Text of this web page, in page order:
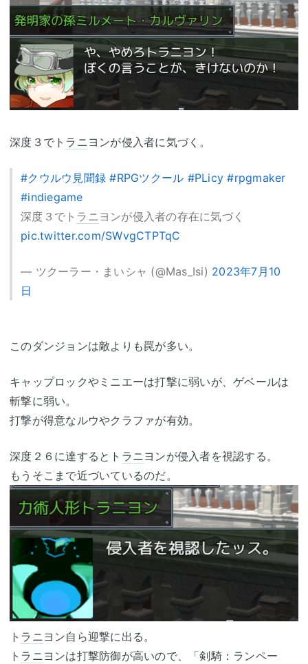
深度３でト ラニヨンが侵入者に気づく。
#クウルウ見聞録 #RPGツクール #PLicy #rpgmaker
#indiegame
深度３でト ラニヨンが侵入者の存在に気づく
pic.twitter.com/SWvgCTPTqC
— ツクーラー・まいシャ (@Mas_Isi) 2023年7月10
日
このダンジョンは敵よりも罠が多い。
キャップロックやミニエーは打撃に弱いが、ゲベールは
斬撃に弱い。
打撃が得意なルウやクラファが有効。
深度２６に達するとト ラニヨンが侵入者を視認する。
もうそこまで近づいているのだ。
ト ラニヨン自ら迎撃に出る。
ト ラニヨンは打撃防御が高いので、「剣騎：ランペー